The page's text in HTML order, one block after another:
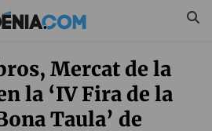
Mercat de la
la ‘IV Fira de la
Taula’ de